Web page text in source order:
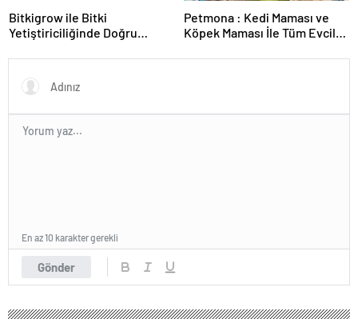
Bitkigrow ile Bitki
Yetiştiriciliğinde Doğru
Petmona : Kedi Maması ve
Köpek Maması İle Tüm Evcil
Gönder
En az 10 karakter gerekli